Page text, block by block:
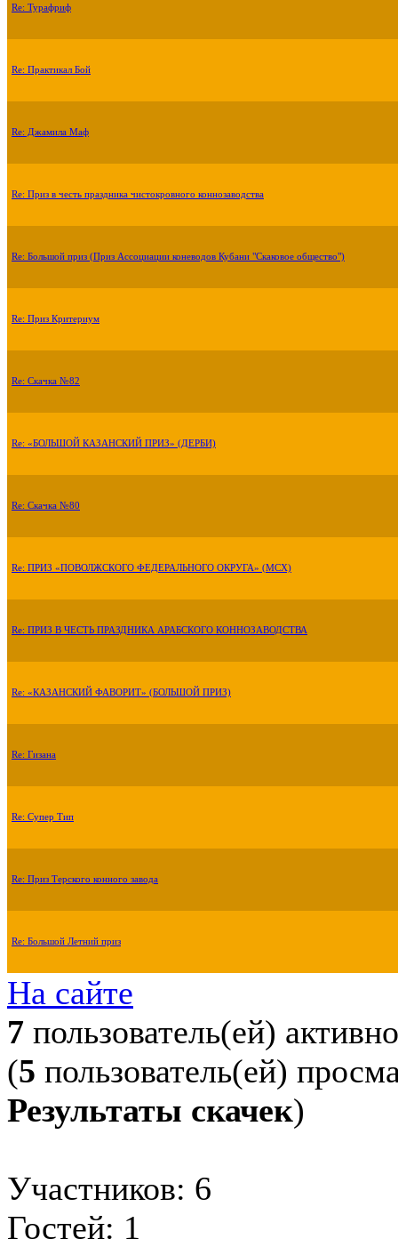
Re: Турафриф
Re: Практикал Бой
Re: Джамила Маф
Re: Приз в честь праздника чистокровного коннозаводства
Re: Большой приз (Приз Ассоциации коневодов Кубани "Скаковое общество")
Re: Приз Критериум
Re: Скачка №82
Re: «БОЛЬШОЙ КАЗАНСКИЙ ПРИЗ» (ДЕРБИ)
Re: Скачка №80
Re: ПРИЗ «ПОВОЛЖСКОГО ФЕДЕРАЛЬНОГО ОКРУГА» (МСХ)
Re: ПРИЗ В ЧЕСТЬ ПРАЗДНИКА АРАБСКОГО КОННОЗАВОДСТВА
Re: «КАЗАНСКИЙ ФАВОРИТ» (БОЛЬШОЙ ПРИЗ)
Re: Гизана
Re: Супер Тип
Re: Приз Терского конного завода
Re: Большой Летний приз
На сайте
7 пользователь(ей) активно
(5 пользователь(ей)
Результаты скачек)
Участников: 6
Гостей: 1